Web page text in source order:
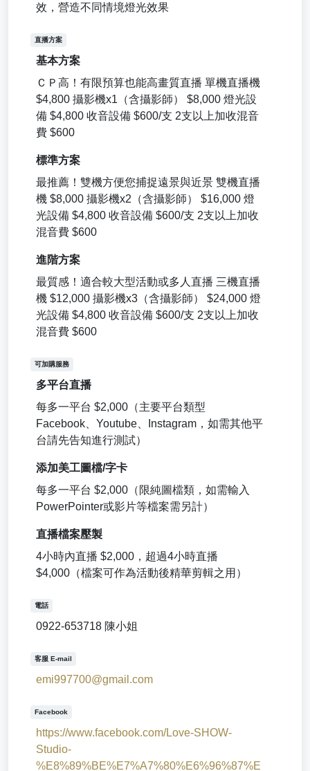
效，營造不同情境燈光效果
直播方案
基本方案
ＣＰ高！有限預算也能高畫質直播 單機直播機
$4,800 攝影機x1（含攝影師） $8,000 燈光設
備 $4,800 收音設備 $600/支 2支以上加收混音
費 $600
標準方案
最推薦！雙機方便您捕捉遠景與近景 雙機直播
機 $8,000 攝影機x2（含攝影師） $16,000 燈
光設備 $4,800 收音設備 $600/支 2支以上加收
混音費 $600
進階方案
最質感！適合較大型活動或多人直播 三機直播
機 $12,000 攝影機x3（含攝影師） $24,000 燈
光設備 $4,800 收音設備 $600/支 2支以上加收
混音費 $600
可加購服務
多平台直播
每多一平台 $2,000（主要平台類型
Facebook、Youtube、Instagram，如需其他平
台請先告知進行測試）
添加美工圖檔/字卡
每多一平台 $2,000（限純圖檔類，如需輸入
PowerPointer或影片等檔案需另計）
直播檔案壓製
4小時內直播 $2,000，超過4小時直播
$4,000（檔案可作為活動後精華剪輯之用）
電話
0922-653718 陳小姐
客服 E-mail
emi997700@gmail.com
Facebook
https://www.facebook.com/Love-SHOW-
Studio-
%E8%89%BE%E7%A7%80%E6%96%87%E